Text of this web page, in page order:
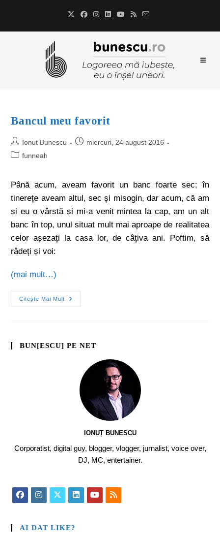
Bancul meu favorit
Ionut Bunescu
miercuri, 24 august 2016
funneah
Până acum, aveam favorit un banc foarte sec; în
tinerețe aveam altul, sec și misogin, dar acum, că am
și eu o vârstă și mi-a venit mintea la cap, am un alt
banc în top, unul situat mult mai aproape de realitatea
celor așezați la casa lor, de câțiva ani. Poftim, să
râdeți și voi:
(mai mult…)
Citește Mai Mult
BUN[ESCU] PE NET
IONUȚ BUNESCU
Corporatist, digital guy, blogger, vlogger, jurnalist, voice over,
DJ, MC, entertainer.
AI DAT LIKE?